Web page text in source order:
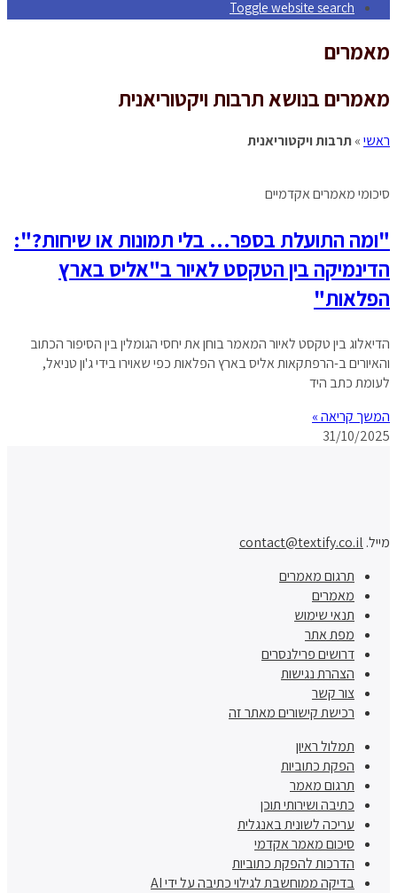
Toggle website search
מאמרים
מאמרים בנושא תרבות ויקטוריאנית
ראשי»תרבות ויקטוריאנית
סיכומי מאמרים אקדמיים
"ומה התועלת בספר… בלי תמונות או שיחות?":
הדינמיקה בין הטקסט לאיור ב"אליס בארץ
הפלאות"
הדיאלוג בין טקסט לאיור המאמר בוחן את יחסי הגומלין בין הסיפור הכתוב
והאיורים ב-הרפתקאות אליס בארץ הפלאות כפי שאוירו בידי ג'ון טניאל,
לעומת כתב היד
המשך קריאה »
31/10/2025
מייל. contact@textify.co.il
תרגום מאמרים
מאמרים
תנאי שימוש
מפת אתר
דרושים פרילנסרים
הצהרת נגישות
צור קשר
רכישת קישורים מאתר זה
תמלול ראיון
הפקת כתוביות
תרגום מאמר
כתיבה ושירותי תוכן
עריכה לשונית באנגלית
סיכום מאמר אקדמי
הדרכות להפקת כתוביות
בדיקה ממוחשבת לגילוי כתיבה על ידי AI